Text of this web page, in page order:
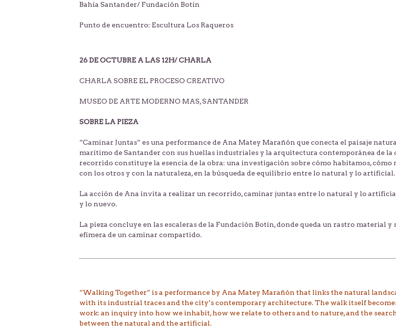
Bahía Santander/ Fundación Botín
Punto de encuentro: Escultura Los Raqueros
26 DE OCTUBRE A LAS 12H/ CHARLA
CHARLA SOBRE EL PROCESO CREATIVO
MUSEO DE ARTE MODERNO MAS, SANTANDER
SOBRE LA PIEZA
“Caminar Juntas” es una performance de Ana Matey Marañón que conecta el paisaje
marítimo de Santander con sus huellas industriales y la arquitectura contemporánea de la
recorrido constituye la esencia de la obra: una investigación sobre cómo habitamos, cómo
con los otros y con la naturaleza, en la búsqueda de equilibrio entre lo natural y lo artificial.
La acción de Ana invita a realizar un recorrido, caminar juntas entre lo natural y lo
y lo nuevo.
La pieza concluye en las escaleras de la Fundación Botín, donde queda un rastro material y
efímera de un caminar compartido.
“Walking Together” is a performance by Ana Matey Marañón that links the natural
with its industrial traces and the city’s contemporary architecture. The walk itself
work: an inquiry into how we inhabit, how we relate to others and to nature, and the
between the natural and the artificial.